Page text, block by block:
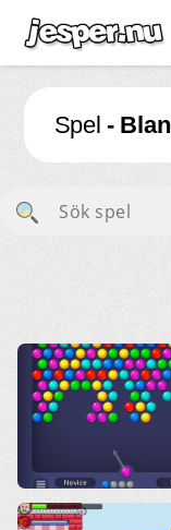
Spel ↓
Bilder ↓
Forum ↓
Länkar
Spel -